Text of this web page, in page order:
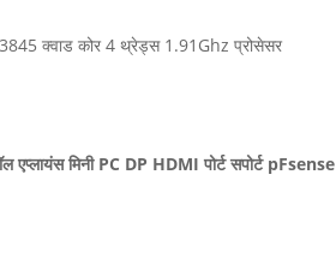
क्वाड कोर 4 थ्रेड्स 1.91Ghz प्रोसेसर
मिनी PC DP HDMI पोर्ट सपोर्ट pFsense